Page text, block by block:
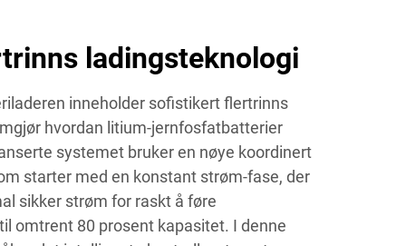
ladingsteknologi
inneholder sofistikert flertrinns
hvordan litium-jernfosfatbatterier
systemet bruker en nøye koordinert
starter med en konstant strøm-fase, der
sikker strøm for raskt å føre
omtrent 80 prosent kapasitet. I denne